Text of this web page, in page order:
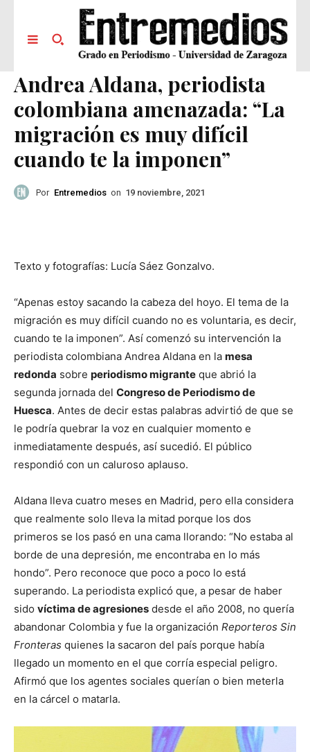
Andrea Aldana, periodista
colombiana amenazada: “La
migración es muy difícil
cuando te la imponen”
Por Entremedios on 19 noviembre, 2021
Texto y fotografías: Lucía Sáez Gonzalvo.
“Apenas estoy sacando la cabeza del hoyo. El tema de la
migración es muy difícil cuando no es voluntaria, es decir,
cuando te la imponen”. Así comenzó su intervención la
periodista colombiana Andrea Aldana en la mesa
redonda sobre periodismo migrante que abrió la
segunda jornada del Congreso de Periodismo de
Huesca. Antes de decir estas palabras advirtió de que se
le podría quebrar la voz en cualquier momento e
inmediatamente después, así sucedió. El público
respondió con un caluroso aplauso.
Aldana lleva cuatro meses en Madrid, pero ella considera
que realmente solo lleva la mitad porque los dos
primeros se los pasó en una cama llorando: “No estaba al
borde de una depresión, me encontraba en lo más
hondo”. Pero reconoce que poco a poco lo está
superando. La periodista explicó que, a pesar de haber
sido víctima de agresiones desde el año 2008, no quería
abandonar Colombia y fue la organización Reporteros Sin
Fronteras quienes la sacaron del país porque había
llegado un momento en el que corría especial peligro.
Afirmó que los agentes sociales querían o bien meterla
en la cárcel o matarla.